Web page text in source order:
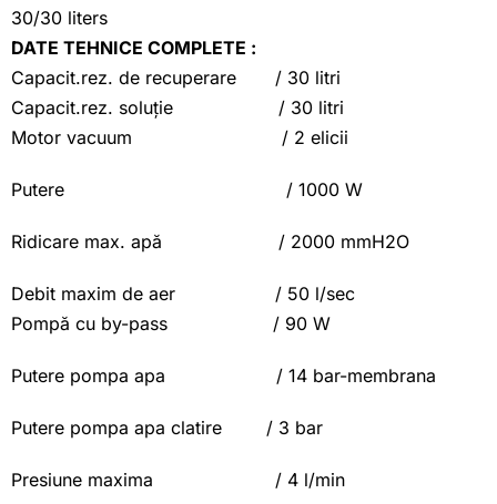
30/30 liters
DATE TEHNICE COMPLETE :
Capacit.rez. de recuperare / 30 litri
Capacit.rez. soluție / 30 litri
Motor vacuum / 2 elicii
Putere / 1000 W
Ridicare max. apă / 2000 mmH2O
Debit maxim de aer / 50 l/sec
Pompă cu by-pass / 90 W
Putere pompa apa / 14 bar-membrana
Putere pompa apa clatire / 3 bar
Presiune maxima / 4 l/min